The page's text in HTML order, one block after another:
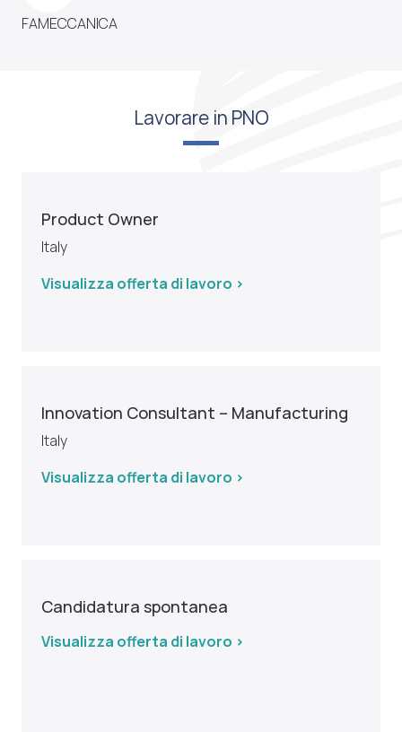
FAMECCANICA
Lavorare in PNO
Product Owner
Italy
Visualizza offerta di lavoro >
Innovation Consultant – Manufacturing
Italy
Visualizza offerta di lavoro >
Candidatura spontanea
Visualizza offerta di lavoro >